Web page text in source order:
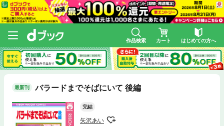
作品検索 カート はじめての方へ
最新刊 バラードまでそばにいて 後編
完結
矢沢あい